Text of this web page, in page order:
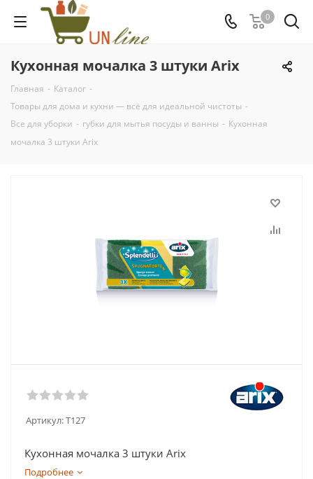
0
Кухонная мочалка 3 штуки Arix
Главная - Каталог -
Товары для дома и кухни — всё для идеальной чистоты -
Все для уборки - губки для мытья посуды и ванны - Кухонная
мочалка 3 штуки Arix
Артикул:T127
Кухонная мочалка 3 штуки Arix
Подробнее